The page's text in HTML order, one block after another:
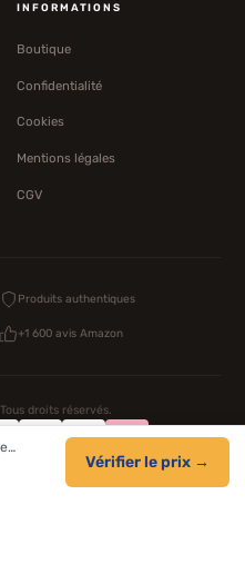
INFORMATIONS
Boutique
Confidentialité
Cookies
Mentions légales
CGV
Produits authentiques
+1 600 avis Amazon
droits réservés.
Vérifier le prix →